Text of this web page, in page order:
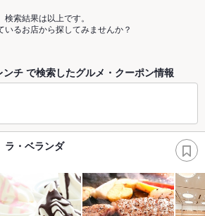
検索結果は以上です。
いるお店から探してみませんか？
チ で検索したグルメ・クーポン情報
・ベランダ